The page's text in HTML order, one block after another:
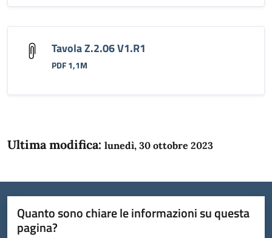
Tavola Z.2.06 V1.R1
PDF 1,1M
Ultima modifica: lunedì, 30 ottobre 2023
Quanto sono chiare le informazioni su questa
pagina?